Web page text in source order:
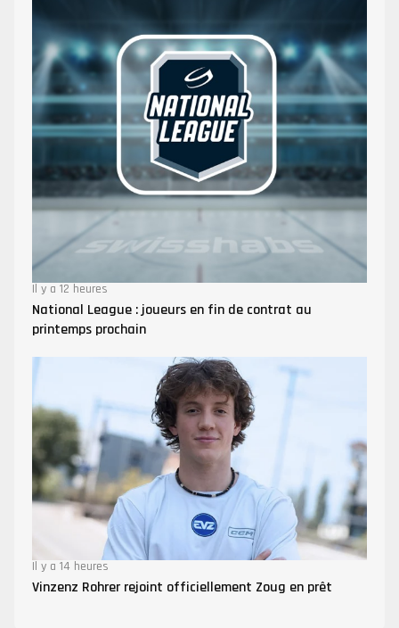
Il y a 12 heures
National League : joueurs en fin de contrat au
printemps prochain
Il y a 14 heures
Vinzenz Rohrer rejoint officiellement Zoug en prêt